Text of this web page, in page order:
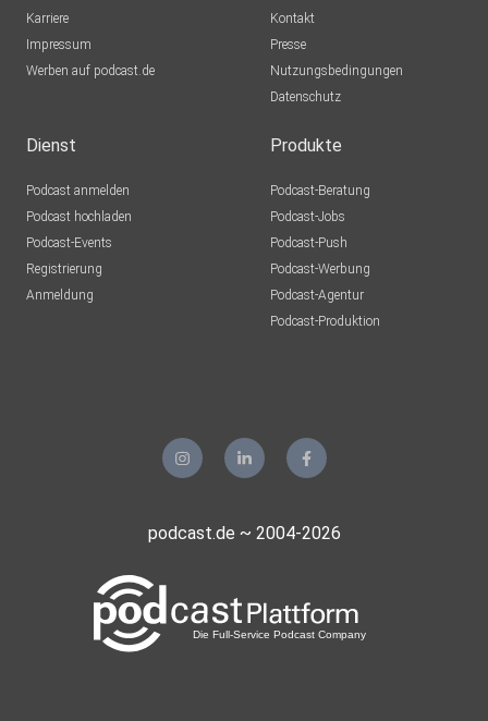
Karriere
Impressum
Werben auf podcast.de
Kontakt
Presse
Nutzungsbedingungen
Datenschutz
Dienst
Podcast anmelden
Podcast hochladen
Podcast-Events
Registrierung
Anmeldung
Produkte
Podcast-Beratung
Podcast-Jobs
Podcast-Push
Podcast-Werbung
Podcast-Agentur
Podcast-Produktion
podcast.de ~ 2004-2026